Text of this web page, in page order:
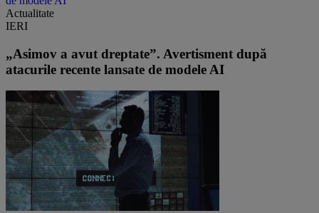
Actualitate
IERI
„Asimov a avut dreptate”. Avertisment după
atacurile recente lansate de modele AI